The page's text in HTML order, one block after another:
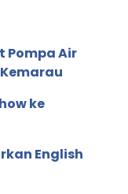
Pompa Air
ke
English